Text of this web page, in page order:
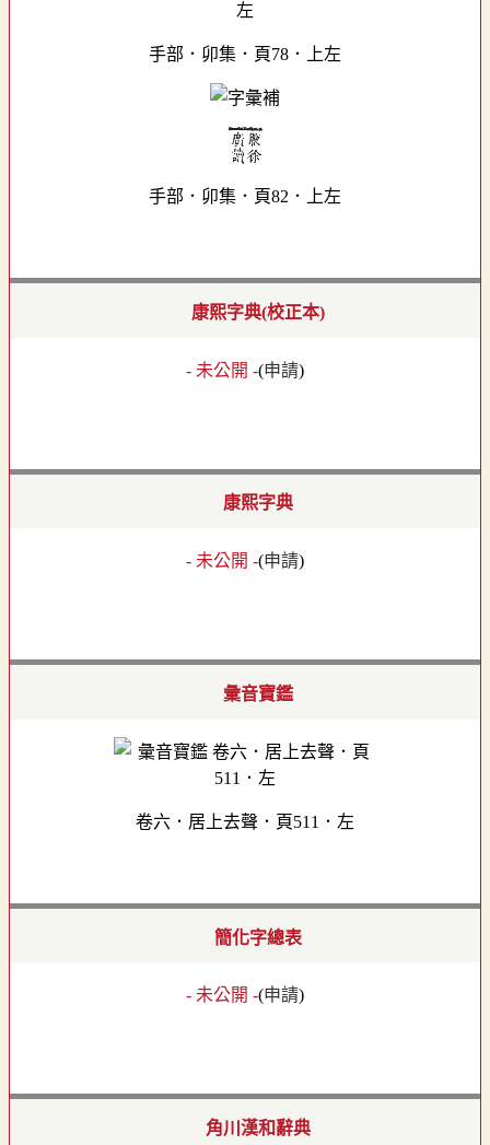
手部．卯集．頁78．上左
手部．卯集．頁82．上左
康熙字典(校正本)
- 未公開 -(申請)
康熙字典
- 未公開 -(申請)
彙音寶鑑
卷六．居上去聲．頁511．左
簡化字總表
- 未公開 -(申請)
角川漢和辭典